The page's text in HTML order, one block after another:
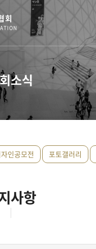
회
소식
인공모전 포토갤러리
사항